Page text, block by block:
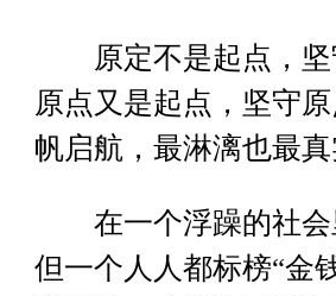
原定不是起点，坚
原点又是起点，坚守
帆启航，最淋漓也最
在一个浮躁的社会
但一个人人都标榜“金